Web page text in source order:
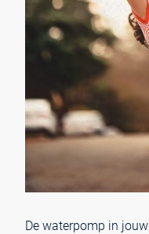
De waterpomp in